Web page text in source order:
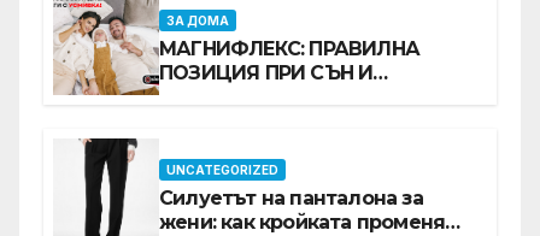
ЗА ДОМА
МАГНИФЛЕКС: ПРАВИЛНА
ПОЗИЦИЯ ПРИ СЪН И
UNCATEGORIZED
Силуетът на панталона за
жени: как кройката променя